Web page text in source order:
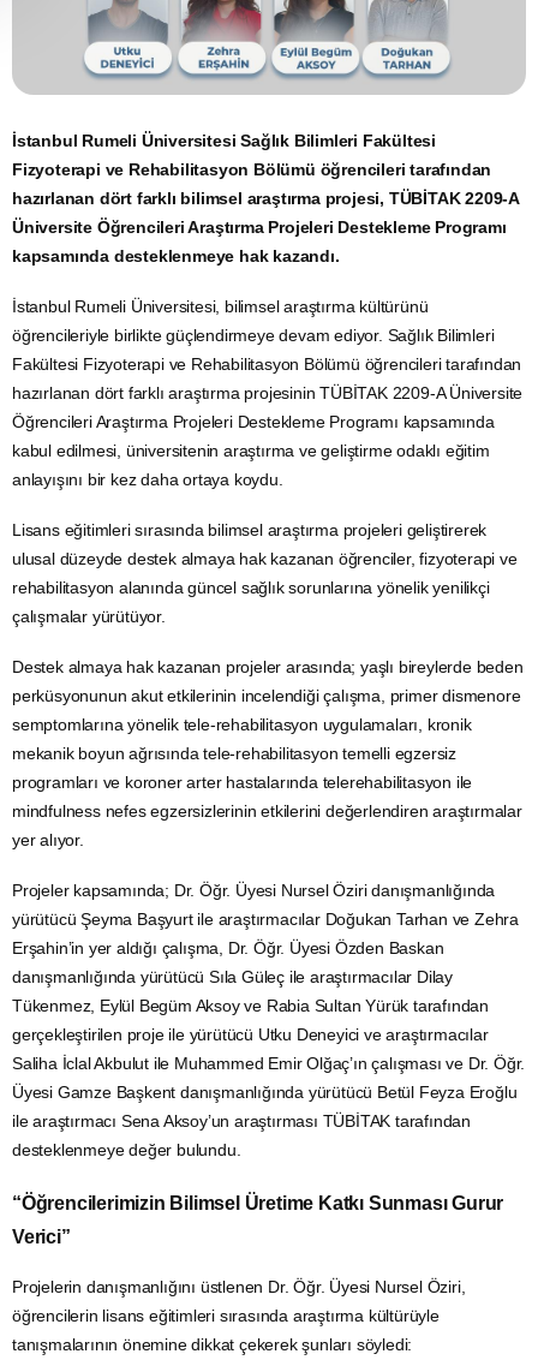
İstanbul Rumeli Üniversitesi Sağlık Bilimleri Fakültesi
Fizyoterapi ve Rehabilitasyon Bölümü öğrencileri tarafından
hazırlanan dört farklı bilimsel araştırma projesi, TÜBİTAK 2209-A
Üniversite Öğrencileri Araştırma Projeleri Destekleme Programı
kapsamında desteklenmeye hak kazandı.
İstanbul Rumeli Üniversitesi, bilimsel araştırma kültürünü
öğrencileriyle birlikte güçlendirmeye devam ediyor. Sağlık Bilimleri
Fakültesi Fizyoterapi ve Rehabilitasyon Bölümü öğrencileri tarafından
hazırlanan dört farklı araştırma projesinin TÜBİTAK 2209-A Üniversite
Öğrencileri Araştırma Projeleri Destekleme Programı kapsamında
kabul edilmesi, üniversitenin araştırma ve geliştirme odaklı eğitim
anlayışını bir kez daha ortaya koydu.
Lisans eğitimleri sırasında bilimsel araştırma projeleri geliştirerek
ulusal düzeyde destek almaya hak kazanan öğrenciler, fizyoterapi ve
rehabilitasyon alanında güncel sağlık sorunlarına yönelik yenilikçi
çalışmalar yürütüyor.
Destek almaya hak kazanan projeler arasında; yaşlı bireylerde beden
perküsyonunun akut etkilerinin incelendiği çalışma, primer dismenore
semptomlarına yönelik tele-rehabilitasyon uygulamaları, kronik
mekanik boyun ağrısında tele-rehabilitasyon temelli egzersiz
programları ve koroner arter hastalarında telerehabilitasyon ile
mindfulness nefes egzersizlerinin etkilerini değerlendiren araştırmalar
yer alıyor.
Projeler kapsamında; Dr. Öğr. Üyesi Nursel Öziri danışmanlığında
yürütücü Şeyma Başyurt ile araştırmacılar Doğukan Tarhan ve Zehra
Erşahin’in yer aldığı çalışma, Dr. Öğr. Üyesi Özden Baskan
danışmanlığında yürütücü Sıla Güleç ile araştırmacılar Dilay
Tükenmez, Eylül Begüm Aksoy ve Rabia Sultan Yürük tarafından
gerçekleştirilen proje ile yürütücü Utku Deneyici ve araştırmacılar
Saliha İclal Akbulut ile Muhammed Emir Olğaç’ın çalışması ve Dr. Öğr.
Üyesi Gamze Başkent danışmanlığında yürütücü Betül Feyza Eroğlu
ile araştırmacı Sena Aksoy’un araştırması TÜBİTAK tarafından
desteklenmeye değer bulundu.
“Öğrencilerimizin Bilimsel Üretime Katkı Sunması Gurur
Verici”
Projelerin danışmanlığını üstlenen Dr. Öğr. Üyesi Nursel Öziri,
öğrencilerin lisans eğitimleri sırasında araştırma kültürüyle
tanışmalarının önemine dikkat çekerek şunları söyledi: